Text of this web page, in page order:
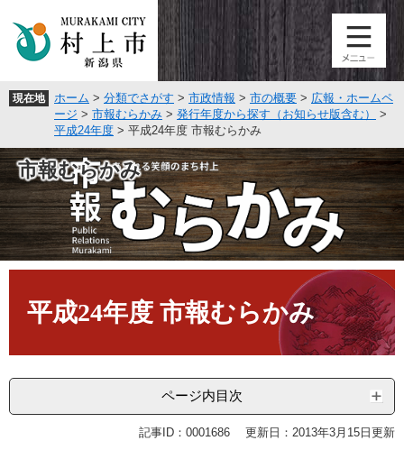
頭
。
飛
て
本
文
へ
現在地 ホーム > 分類でさがす > 市政情報 > 市の概要 > 広報・ホームペ
ージ > 市報むらかみ > 発行年度から探す（お知らせ版含む）
>
平成24年度 > 平成24年度 市報むらかみ
市報むらかみ
平成24年度 市報むらかみ
ページ内目次
記事ID：0001686 更新日：2013年3月15日更新